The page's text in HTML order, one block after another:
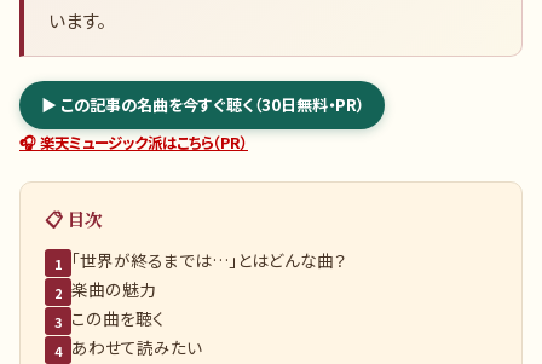
います。
▶ この記事の名曲を今すぐ聴く（30日無料・PR）
🎧 楽天ミュージック派はこちら（PR）
📋 目次
1 「世界が終るまでは…」とはどんな曲？
2 楽曲の魅力
3 この曲を聴く
4 あわせて読みたい